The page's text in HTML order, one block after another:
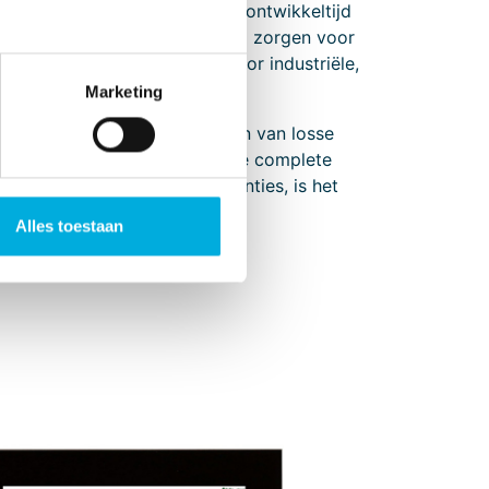
Marketing
Alles toestaan
, is met minimale ontwikkeltijd
en GUI-ontwikkeling zorgen voor
alleen geoptimaliseerd is voor industriële,
te maken over het sourcen van losse
Omdat de complete
bij erkende instanties, is het